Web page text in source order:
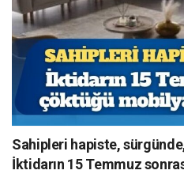
Sahipleri hapiste,
İktidarın 15 Temmuz